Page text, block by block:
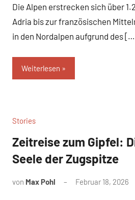
Die Alpen erstrecken sich über
Adria bis zur französischen
in den Nordalpen aufgrund des
Weiterlesen
Stories
Zeitreise zum Gipfel:
Seele der Zugspitze
von Max Pohl Februar 18, 2026